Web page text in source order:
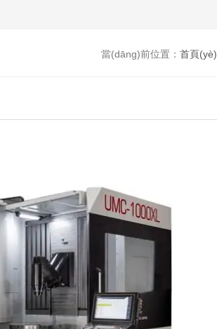
當(dāng)前位置： 首頁(yè)